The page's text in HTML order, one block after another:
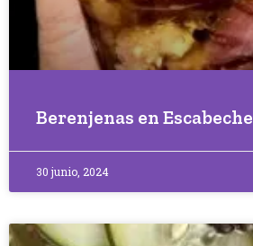
Berenjenas en Escabeche
30 junio, 2024